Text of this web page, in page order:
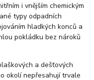
i vnějším chemickým
typy odpadních
hladkých konců a
pokládku bez nároků
a dešťových
okolí nepřesahují trvale